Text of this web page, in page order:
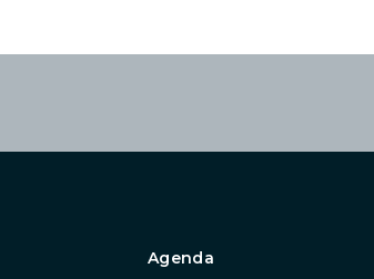
Agenda